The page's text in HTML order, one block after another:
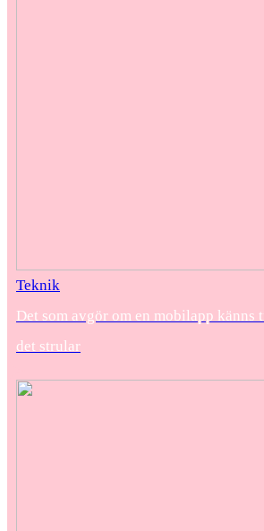
Teknik
Det som avgör om en mobilapp känns
det strular